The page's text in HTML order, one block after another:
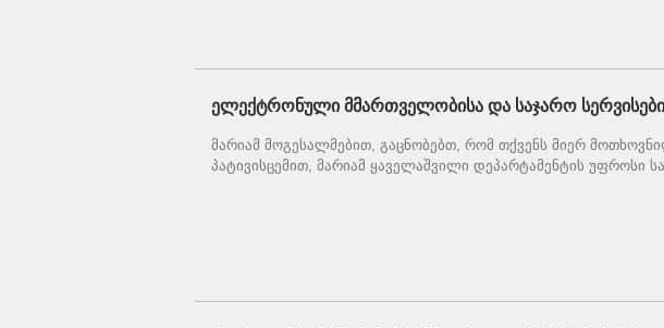
ელექტრონული მმართველობისა და საჯარო
მარიამ მოგესალმებით, გაცნობებთ, რომ თქვენს მიერ
პატივისცემით, მარიამ ყაველაშვილი დეპარტამენტის უფროსი